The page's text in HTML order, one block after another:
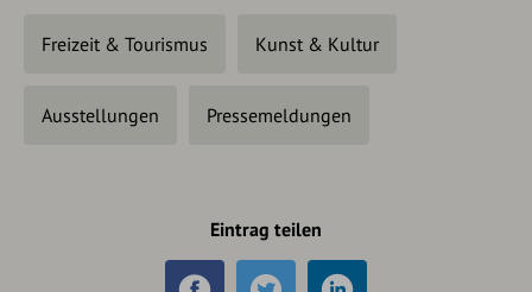
Freizeit & Tourismus Kunst & Kultur
Ausstellungen Pressemeldungen
Eintrag teilen